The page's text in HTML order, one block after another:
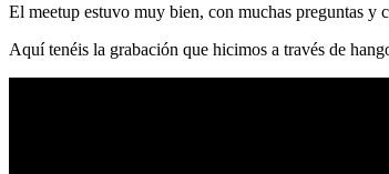
El meetup estuvo muy bien, con muchas preguntas y
Aquí tenéis la grabación que hicimos a través de